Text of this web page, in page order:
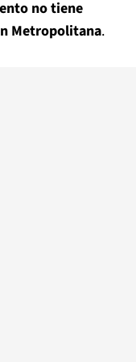
no tiene
Metropolitana.